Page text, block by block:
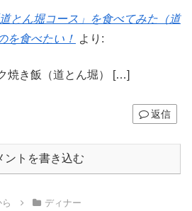
とん堀コース」を食べてみた（道
を食べたい！ より:
焼き飯（道とん堀） […]
返信
ントを書き込む
ディナー